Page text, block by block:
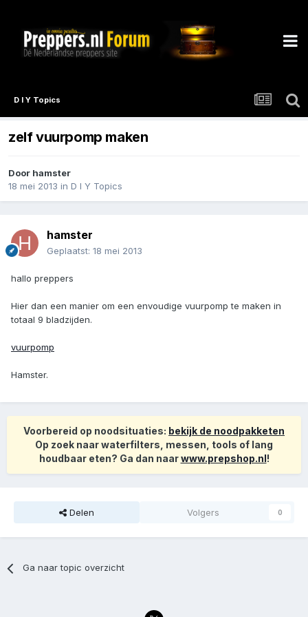
D I Y Topics
zelf vuurpomp maken
Door hamster
18 mei 2013 in D I Y Topics
hamster
Geplaatst: 18 mei 2013
hallo preppers
Hier dan een manier om een envoudige vuurpomp te maken in
totaal 9 bladzijden.
vuurpomp
Hamster.
Voorbereid op noodsituaties: bekijk de noodpakketen
Op zoek naar waterfilters, messen, tools of lang
houdbaar eten? Ga dan naarwww.prepshop.nl!
Delen Volgers 0
Ga naar topic overzicht